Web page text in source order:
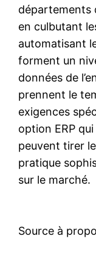
départements
en culbutant
automatisant
forment un
données de
prennent le
exigences
option ERP
peuvent tirer
pratique
sur le marché.
Source à